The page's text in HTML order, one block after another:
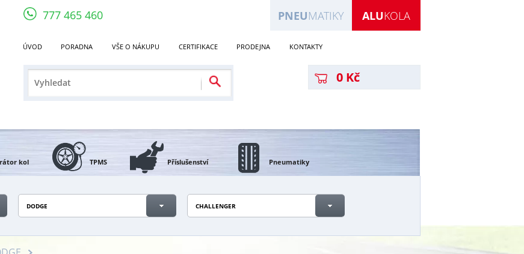
777 465 460 ALUKOLA
PNEUMATIKY
ÚVOD PORADNA VŠE O NÁKUPU CERTIFIKACE PRODEJNA KONTAKTY
0 Kč
kol TPMS Příslušenství Pneumatiky
DODGE CHALLENGER